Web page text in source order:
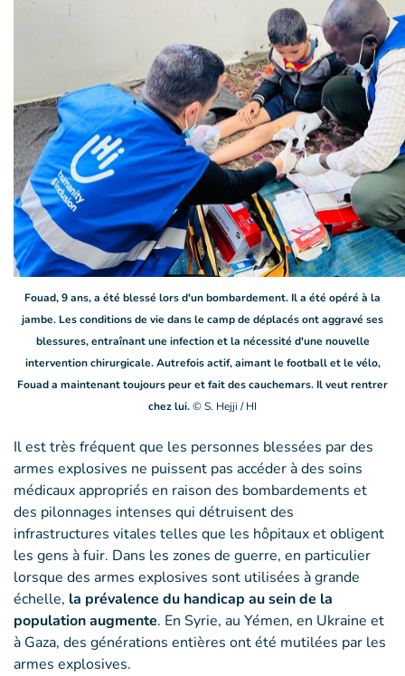
Fouad, 9 ans, a été blessé lors d'un bombardement. Il a été opéré à la
jambe. Les conditions de vie dans le camp de déplacés ont aggravé ses
blessures, entraînant une infection et la nécessité d'une nouvelle
intervention chirurgicale. Autrefois actif, aimant le football et le vélo,
Fouad a maintenant toujours peur et fait des cauchemars. Il veut rentrer
chez lui.© S. Hejji / HI
Il est très fréquent que les personnes blessées par des
armes explosives ne puissent pas accéder à des soins
médicaux appropriés en raison des bombardements et
des pilonnages intenses qui détruisent des
infrastructures vitales telles que les hôpitaux et obligent
les gens à fuir. Dans les zones de guerre, en particulier
lorsque des armes explosives sont utilisées à grande
échelle, la prévalence du handicap au sein de la
population augmente. En Syrie, au Yémen, en Ukraine et
à Gaza, des générations entières ont été mutilées par les
armes explosives.